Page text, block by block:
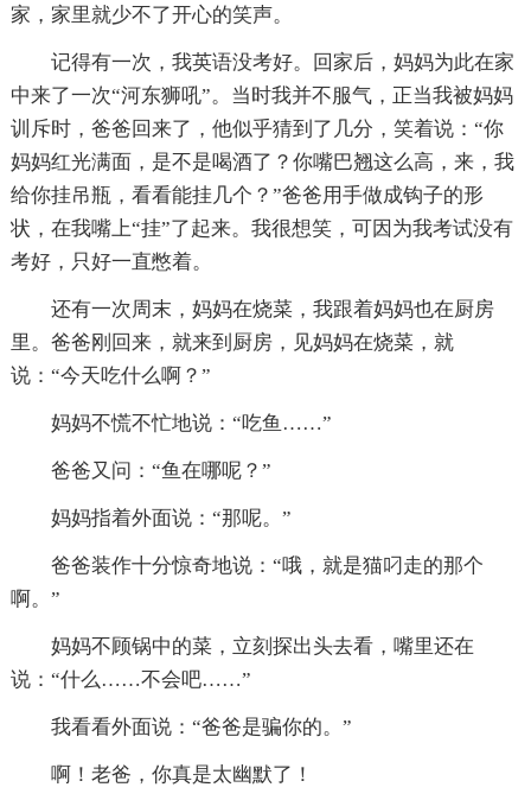
家，家里就少不了开心的笑声。
记得有一次，我英语没考好。回家后，妈妈为此在家
中来了一次“河东狮吼”。当时我并不服气，正当我被妈妈
训斥时，爸爸回来了，他似乎猜到了几分，笑着说：“你
妈妈红光满面，是不是喝酒了？你嘴巴翘这么高，来，我
给你挂吊瓶，看看能挂几个？”爸爸用手做成钩子的形
状，在我嘴上“挂”了起来。我很想笑，可因为我考试没有
考好，只好一直憋着。
还有一次周末，妈妈在烧菜，我跟着妈妈也在厨房
里。爸爸刚回来，就来到厨房，见妈妈在烧菜，就
说：“今天吃什么啊？”
妈妈不慌不忙地说：“吃鱼……”
爸爸又问：“鱼在哪呢？”
妈妈指着外面说：“那呢。”
爸爸装作十分惊奇地说：“哦，就是猫叼走的那个
啊。”
妈妈不顾锅中的菜，立刻探出头去看，嘴里还在
说：“什么……不会吧……”
我看看外面说：“爸爸是骗你的。”
啊！老爸，你真是太幽默了！